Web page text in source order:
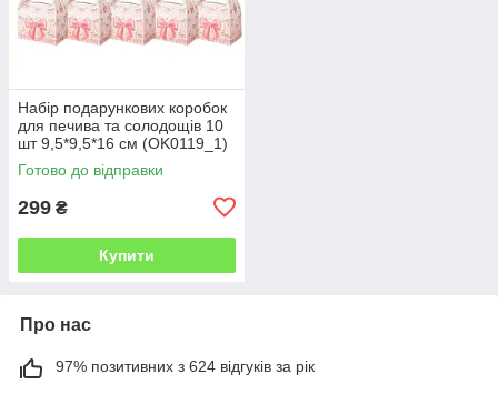
Набір подарункових коробок
для печива та солодощів 10
шт 9,5*9,5*16 см (OK0119_1)
Готово до відправки
299 ₴
Купити
Про нас
97% позитивних з 624 відгуків за рік